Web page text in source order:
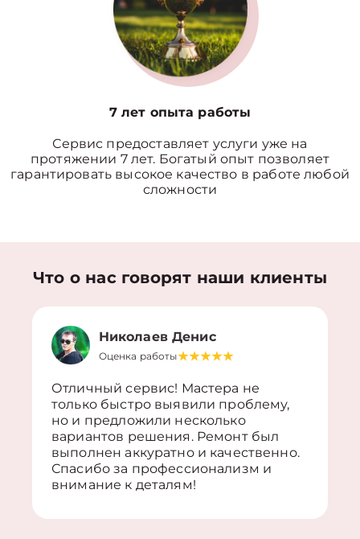
7 лет опыта работы
Сервис предоставляет услуги уже на
протяжении 7 лет. Богатый опыт позволяет
гарантировать высокое качество в работе любой
сложности
Что о нас говорят наши клиенты
Николаев Денис
Оценка работы
Отличный сервис! Мастера не
только быстро выявили проблему,
но и предложили несколько
вариантов решения. Ремонт был
выполнен аккуратно и качественно.
Спасибо за профессионализм и
внимание к деталям!